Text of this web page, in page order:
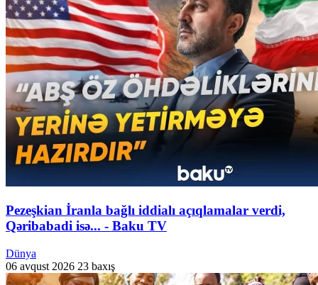
Pezeşkian İranla bağlı iddialı açıqlamalar verdi,
Qəribabadi isə... - Baku TV
Dünya
06 avqust 2026 23 baxış